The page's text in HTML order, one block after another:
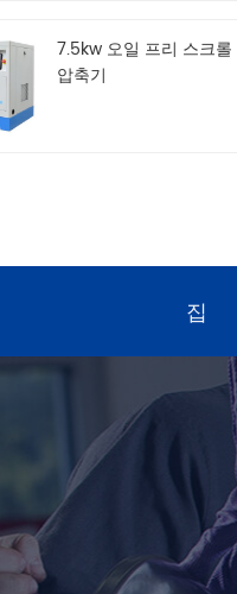
7.5kw 오일 프리 스크롤
압축기
집